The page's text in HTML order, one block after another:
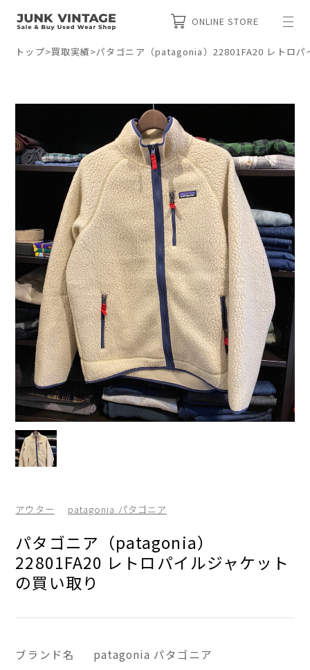
ONLINE STORE
トップ>買取実績>パタゴニア（patagonia）22801FA20 レトロパ
アウター patagonia パタゴニア
パタゴニア（patagonia）
22801FA20 レトロパイルジャケット
の買い取り
ブランド名
patagonia パタゴニア